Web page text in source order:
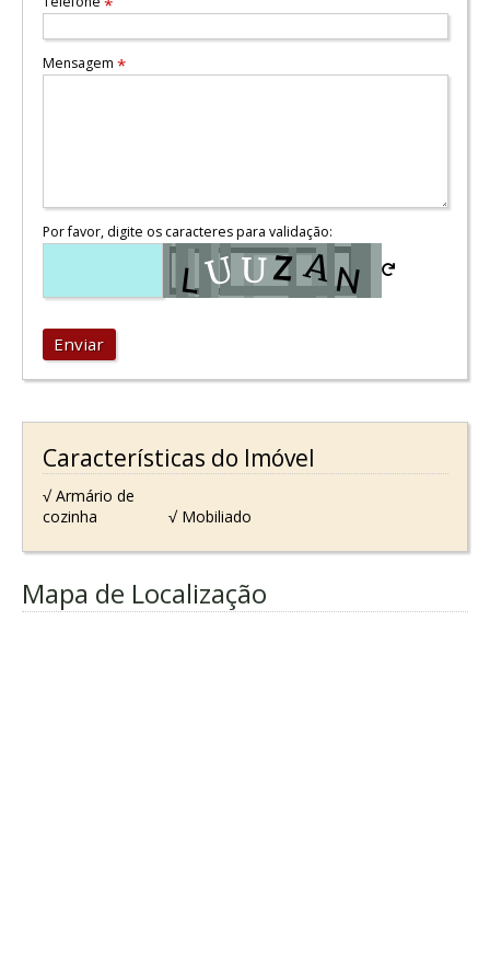
Mensagem *
Por favor, digite os caracteres para validação:
Enviar
Características do Imóvel
√ Armário de
cozinha
√ Mobiliado
Mapa de Localização